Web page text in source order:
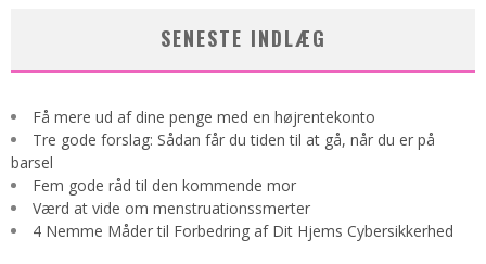
SENESTE INDLÆG
Få mere ud af dine penge med en højrentekonto
Tre gode forslag: Sådan får du tiden til at gå, når du er på
barsel
Fem gode råd til den kommende mor
Værd at vide om menstruationssmerter
4 Nemme Måder til Forbedring af Dit Hjems Cybersikkerhed